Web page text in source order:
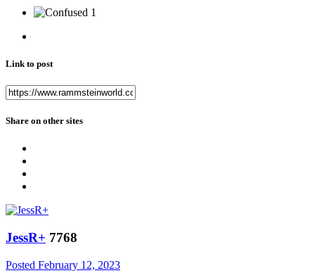
1
Link to post
Share on other sites
JessR+ 7768
Posted February 12, 2023